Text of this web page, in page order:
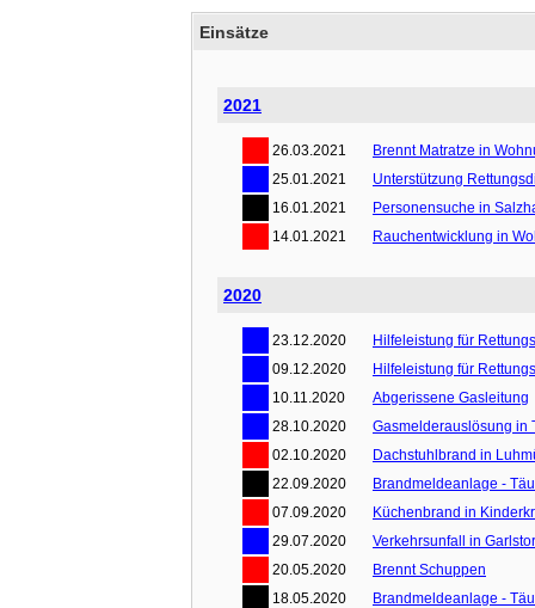
Einsätze
2021
26.03.2021
Brennt Matratze in
25.01.2021
Unterstützung
16.01.2021
Personensuche in
14.01.2021
Rauchentwicklung in
2020
23.12.2020
Hilfeleistung für
09.12.2020
Hilfeleistung für
10.11.2020
Abgerissene Gasleitung
28.10.2020
Gasmelderauslösung in
02.10.2020
Dachstuhlbrand in
22.09.2020
Brandmeldeanlage -
07.09.2020
Küchenbrand in
29.07.2020
Verkehrsunfall in
20.05.2020
Brennt Schuppen
18.05.2020
Brandmeldeanlage -